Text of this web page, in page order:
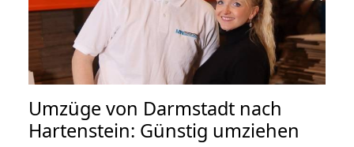
Umzüge von Darmstadt nach
Hartenstein: Günstig umziehen